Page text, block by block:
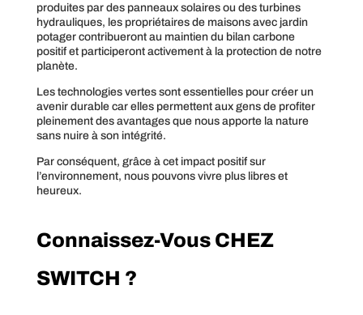
produites par des panneaux solaires ou des turbines
hydrauliques, les propriétaires de maisons avec jardin
potager contribueront au maintien du bilan carbone
positif et participeront activement à la protection de notre
planète.
Les technologies vertes sont essentielles pour créer un
avenir durable car elles permettent aux gens de profiter
pleinement des avantages que nous apporte la nature
sans nuire à son intégrité.
Par conséquent, grâce à cet impact positif sur
l’environnement, nous pouvons vivre plus libres et
heureux.
Connaissez-Vous CHEZ
SWITCH ?